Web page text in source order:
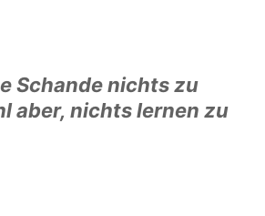
Schande nichts zu
aber, nichts lernen zu